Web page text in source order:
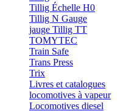
Tillig Échelle H0
Tillig N Gauge
jauge Tillig TT
TOMYTEC
Train Safe
Trans Press
Trix
Livres et catalogues
locomotives à vapeur
Locomotives diesel